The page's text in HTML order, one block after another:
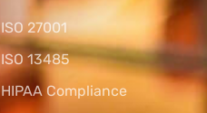
ISO 27001
ISO 13485
HIPAA Compliance